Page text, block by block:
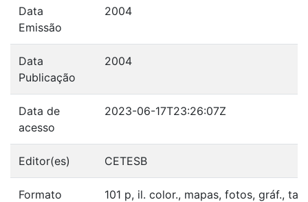
Data
Emissão
2004
Data
Publicação
2004
Data de
acesso
2023-06-17T23:26:07Z
Editor(es) CETESB
Formato
101 p, il. color., mapas, fotos, gráf.,